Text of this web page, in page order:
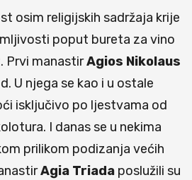
osim religijskih sadržaja krije
poput bureta za vino
Prvi manastirAgios Nikolaus
U njega se kao i u ostale
isključivo po ljestvama od
I danas se u nekima
prilikom podizanja većih
Agia Triada poslužili su